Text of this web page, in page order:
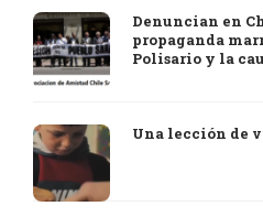
Denuncian en
propaganda
Polisario y la
Una lección de